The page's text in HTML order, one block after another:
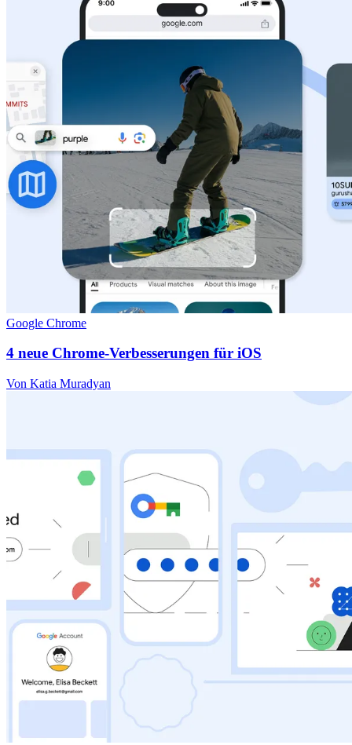
Google Chrome
4 neue Chrome-Verbesserungen für iOS
Von Katia Muradyan